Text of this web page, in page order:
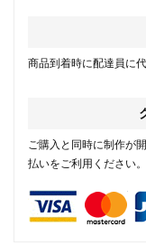
商品到着時に配達員に
ご購入と同時に制作が
払いをご利用ください。